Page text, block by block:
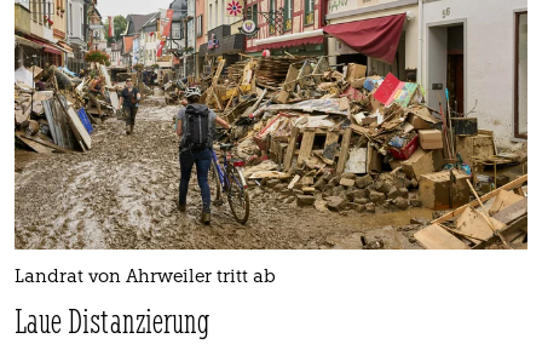
Landrat von Ahrweiler tritt ab
Laue Distanzierung